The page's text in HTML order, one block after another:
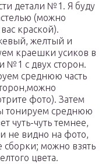
детали №1. Я буду
(можно
краской).
желтый и
краешки усиков в
№1 с двух сторон.
среднюю часть
фото). Затем
тонируем среднюю
чуть-чуть темнее,
не видно на фото,
сборки; можно взять
цвета.